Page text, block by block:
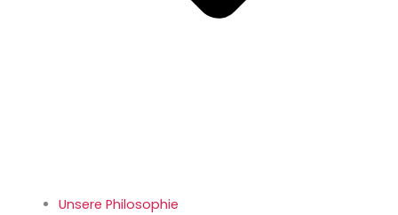
Unsere Philosophie